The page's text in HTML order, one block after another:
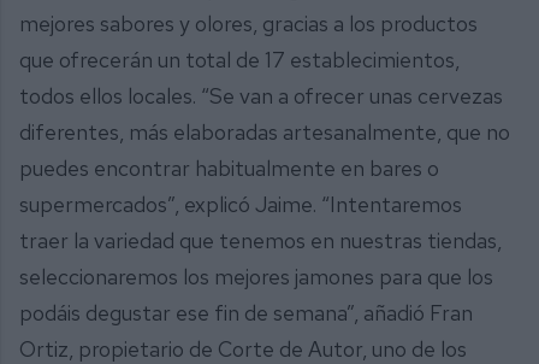
mejores sabores y olores, gracias a los productos
que ofrecerán un total de 17 establecimientos,
todos ellos locales. “Se van a ofrecer unas cervezas
diferentes, más elaboradas artesanalmente, que no
puedes encontrar habitualmente en bares o
supermercados”, explicó Jaime. “Intentaremos
traer la variedad que tenemos en nuestras tiendas,
seleccionaremos los mejores jamones para que los
podáis degustar ese fin de semana”, añadió Fran
Ortiz, propietario de Corte de Autor, uno de los